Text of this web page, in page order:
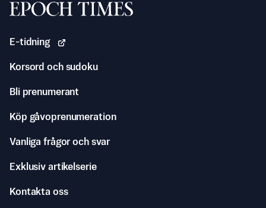
Svenska Epoch Times
E-tidning
Korsord och sudoku
Bli prenumerant
Köp gåvoprenumeration
Vanliga frågor och svar
Exklusiv artikelserie
Kontakta oss